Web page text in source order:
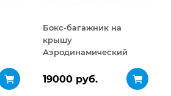
Бокс-багажник на
крышу
Аэродинамический
ДВУСТОРОННЕЕ
19000 руб.